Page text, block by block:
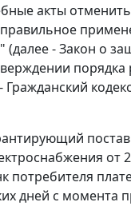
акты
- Закон о
порядка
от
потребителя
дней с момента